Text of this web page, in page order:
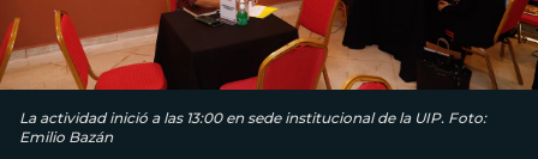
La actividad inició a las 13:00 en sede institucional de la UIP. Foto:
Emilio Bazán